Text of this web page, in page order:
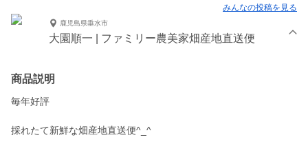
みんなの投稿を見る
鹿児島県垂水市
大園順一 | ファミリー農美家畑産地直送便
商品説明
毎年好評
採れたて新鮮な畑産地直送便^_^